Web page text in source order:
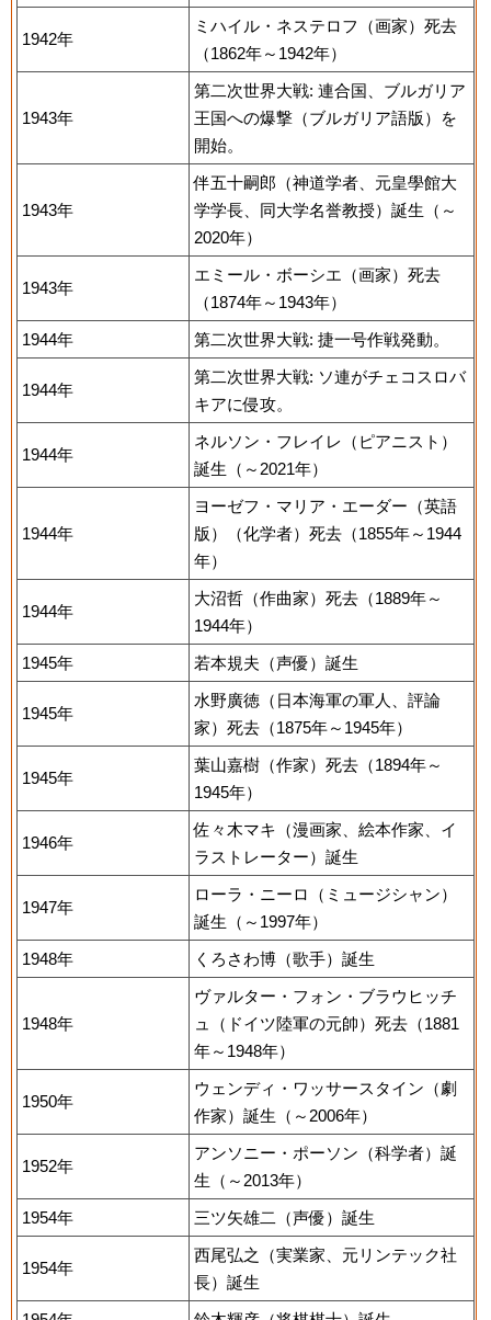
1942年
ミハイル・ネステロフ（画家）死去
（1862年～1942年）
1943年
第二次世界大戦: 連合国、ブルガリア
王国への爆撃（ブルガリア語版）を
開始。
1943年
伴五十嗣郎（神道学者、元皇學館大
学学長、同大学名誉教授）誕生（～
2020年）
1943年
エミール・ボーシエ（画家）死去
（1874年～1943年）
1944年
第二次世界大戦: 捷一号作戦発動。
1944年
第二次世界大戦: ソ連がチェコスロバ
キアに侵攻。
1944年
ネルソン・フレイレ（ピアニスト）
誕生（～2021年）
1944年
ヨーゼフ・マリア・エーダー（英語
版）（化学者）死去（1855年～1944
年）
1944年
大沼哲（作曲家）死去（1889年～
1944年）
1945年
若本規夫（声優）誕生
1945年
水野廣徳（日本海軍の軍人、評論
家）死去（1875年～1945年）
1945年
葉山嘉樹（作家）死去（1894年～
1945年）
1946年
佐々木マキ（漫画家、絵本作家、イ
ラストレーター）誕生
1947年
ローラ・ニーロ（ミュージシャン）
誕生（～1997年）
1948年
くろさわ博（歌手）誕生
1948年
ヴァルター・フォン・ブラウヒッチ
ュ（ドイツ陸軍の元帥）死去（1881
年～1948年）
1950年
ウェンディ・ワッサースタイン（劇
作家）誕生（～2006年）
1952年
アンソニー・ポーソン（科学者）誕
生（～2013年）
1954年
三ツ矢雄二（声優）誕生
1954年
西尾弘之（実業家、元リンテック社
長）誕生